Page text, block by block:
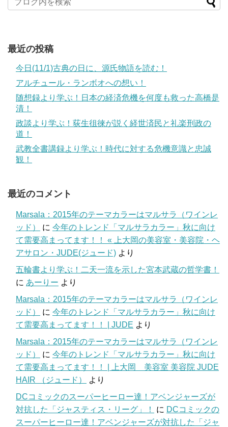
最近の投稿
今日(11/1)古典の日に、源氏物語を読む！
アルチュール・ランボオへの想い！
随想録より学ぶ！日本の経済危機を何度も救った高橋是
清！
政談より学ぶ！荻生徂徠が説く経世済民と礼楽刑政の
道！
武教全書講録より学ぶ！時代に対する危機意識と忠誠
観！
最近のコメント
Marsala：2015年のテーマカラーはマルサラ（ワインレ
ッド）
に 今年のトレンド「マルサラカラー」秋に向け
て需要高まってます！！ « 上大岡の美容室・美容院・ヘ
アサロン・JUDE(ジュード) より
五輪書より学ぶ！二天一流を示した宮本武蔵の哲学書！
に あーりー より
Marsala：2015年のテーマカラーはマルサラ（ワインレ
ッド）
に 今年のトレンド「マルサラカラー」秋に向け
て需要高まってます！！ | JUDE より
Marsala：2015年のテーマカラーはマルサラ（ワインレ
ッド）
に 今年のトレンド「マルサラカラー」秋に向け
て需要高まってます！！ | 上大岡 美容室 美容院 JUDE
HAIR （ジュード）
より
DCコミックのスーパーヒーロー達！アベンジャーズが
対抗した「ジャスティス・リーグ」！
に DCコミックの
スーパーヒーロー達！アベンジャーズが対抗した「ジャ